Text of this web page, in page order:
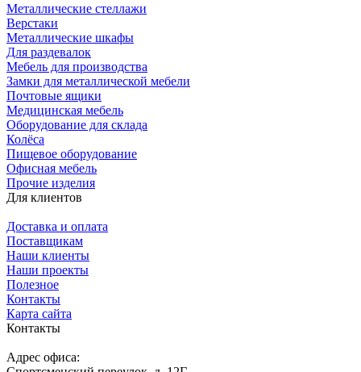
Металлические стеллажи
Верстаки
Металлические шкафы
Для раздевалок
Мебель для производства
Замки для металлической мебели
Почтовые ящики
Медицинская мебель
Оборудование для склада
Колёса
Пищевое оборудование
Офисная мебель
Прочие изделия
Для клиентов
Доставка и оплата
Поставщикам
Наши клиенты
Наши проекты
Полезное
Контакты
Карта сайта
Контакты
Адрес офиса: